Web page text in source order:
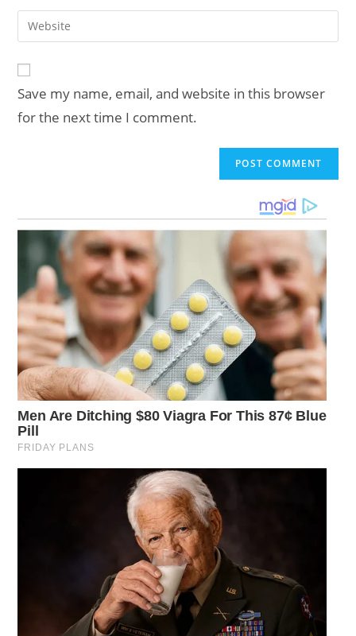
comment
email
address
Enter
your
URL
(optional)
Save my name, email, and website in this browser
for the next time I comment.